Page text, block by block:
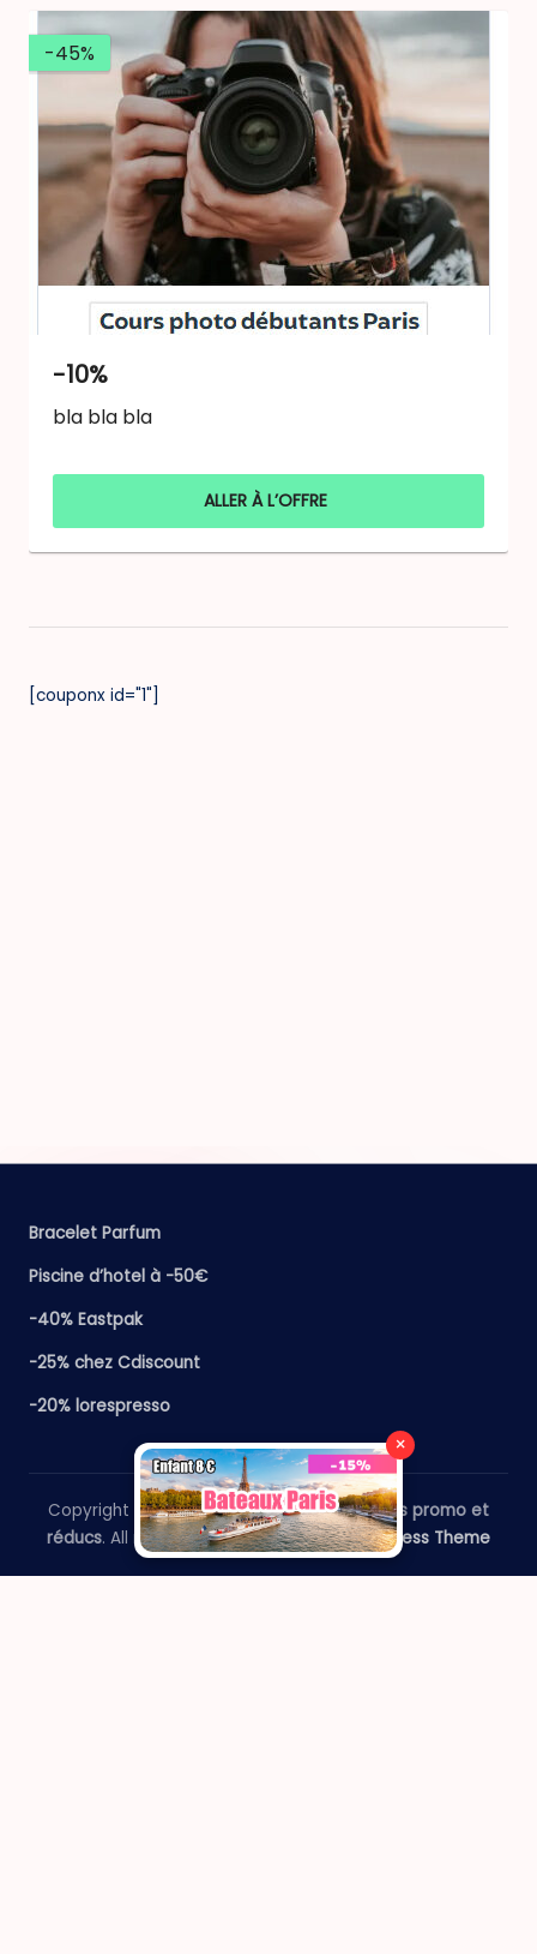
-45%
-10%
bla bla bla
ALLER À L’OFFRE
[couponx id="1"]
Bracelet Parfum
Piscine d’hotel à -50€
-40% Eastpak
-25% chez Cdiscount
-20% lorespresso
Copyright 2026 —
​Le Paris Guide - Codes promo et
réducs. All rights reserved.Bloghash WordPress Theme
×